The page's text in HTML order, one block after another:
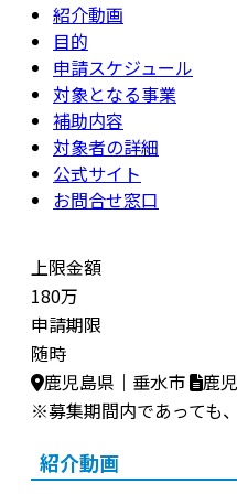
紹介動画
目的
申請スケジュール
対象となる事業
補助内容
対象者の詳細
公式サイト
お問合せ窓口
上限金額
180万
申請期限
随時
鹿児島県｜垂水市
鹿
※募集期間内であっても
紹介動画